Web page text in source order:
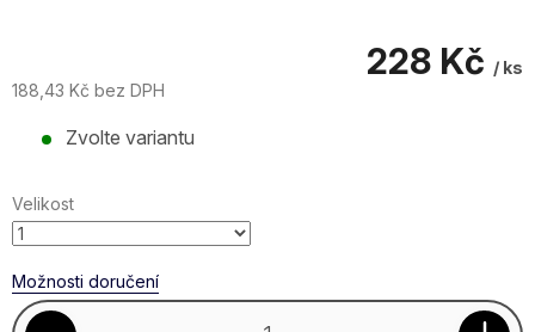
228 Kč / ks
188,43 Kč bez DPH
cena:
Zvolte variantu
Velikost
Možnosti doručení